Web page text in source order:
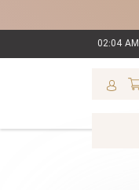
02:04 AM